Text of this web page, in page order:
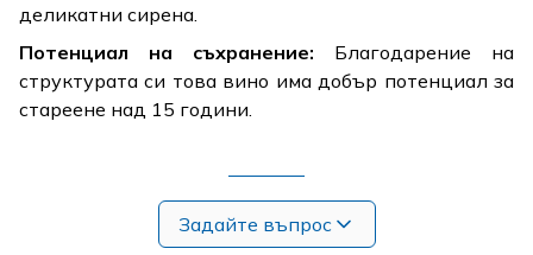
деликатни сирена.
Потенциал на съхранение: Благодарение на
структурата си това вино има добър потенциал за
стареене над 15 години.
Задайте въпрос